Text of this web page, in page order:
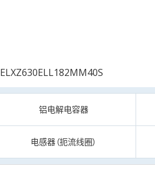
ELXZ630ELL182MM40S
铝电解电容器
电感器（扼流线圈）